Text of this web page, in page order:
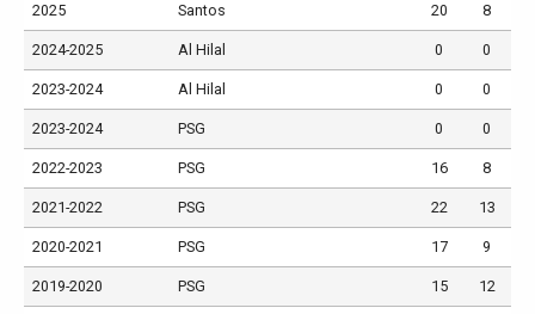
2025 Santos 20 8
2024-2025 Al Hilal 0 0
2023-2024 Al Hilal 0 0
2023-2024 PSG 0 0
2022-2023 PSG 16 8
2021-2022 PSG 22 13
2020-2021 PSG 17 9
2019-2020 PSG 15 12